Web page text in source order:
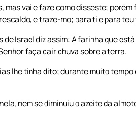
mas vai e faze como disseste;
e traze-mo; para ti e para
de Israel diz assim: A farinha que
faça cair chuva sobre a terra.
lhe tinha dito; durante muito tempo
nem se diminuiu o azeite da